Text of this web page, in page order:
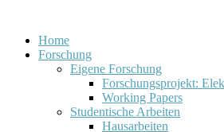
Home
Forschung
Eigene Forschung
Forschungsprojekt:
Working Papers
Studentische Arbeiten
Hausarbeiten